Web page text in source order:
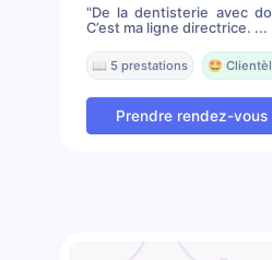
"De la dentisterie avec
C’est ma ligne directrice. ...
📖 5 prestations 🤩
Prendre rendez-vous